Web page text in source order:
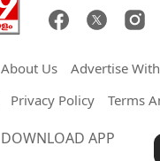
About Us
Advertise
Privacy Policy Terms
DOWNLOAD APP